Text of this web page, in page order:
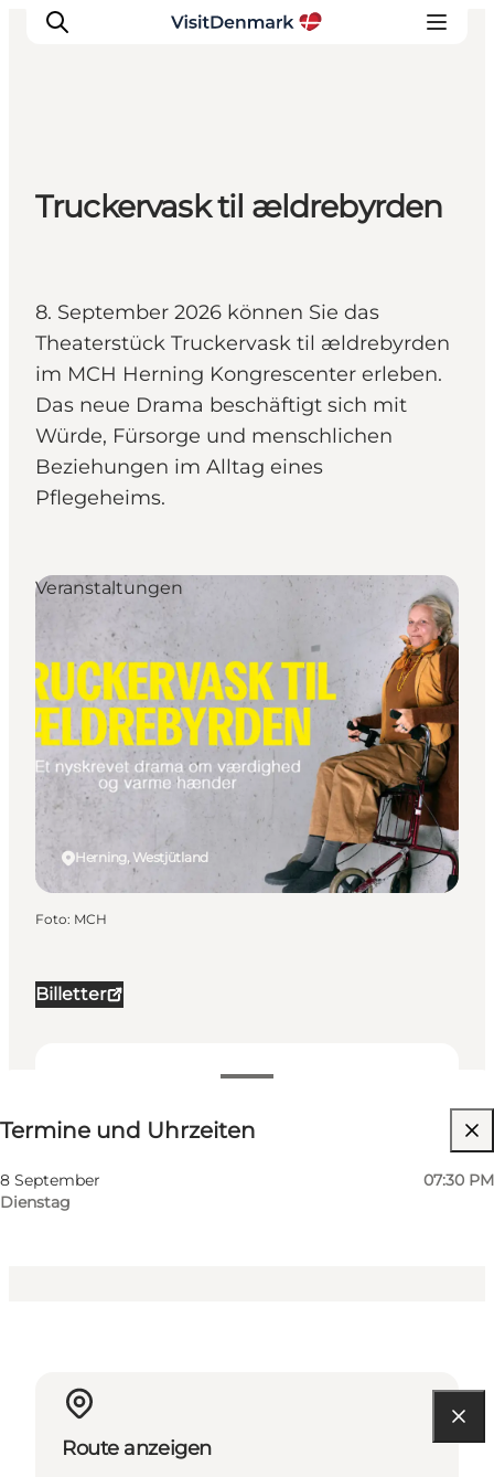
Inspiration
Regionen
Reiseplanung
Truckervask til ældrebyrden
8. September 2026 können Sie das
Theaterstück Truckervask til ældrebyrden
im MCH Herning Kongrescenter erleben.
Das neue Drama beschäftigt sich mit
Würde, Fürsorge und menschlichen
Beziehungen im Alltag eines
Pflegeheims.
Billetter
Termine und Uhrzeiten
Termine und Uhrzeiten
8 September
Dienstag
07:30 PM
Website besuchen
Mein Geschäft, Mir selbst, Mein Partner, Freunde,
Herning, Westjütland
Veranstaltungen
Foto: MCH
Route anzeigen